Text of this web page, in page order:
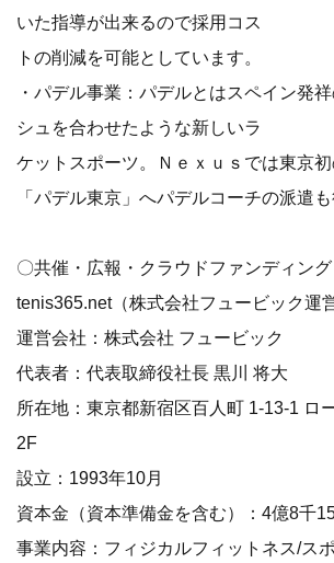
いた指導が出来るので採用コス
トの削減を可能としています。
・パデル事業：パデルとはスペイン発
シュを合わせたような新しいラ
ケットスポーツ。Ｎｅｘｕｓでは東京
「パデル東京」へパデルコーチの派遣
〇共催・広報・クラウドファンディング
tenis365.net（株式会社フュービック運
運営会社：株式会社 フュービック
代表者：代表取締役社長 黒川 将大
所在地：東京都新宿区百人町 1-13-1 ロ
2F
設立：1993年10月
資本金（資本準備金を含む）：4億8千
事業内容：フィジカルフィットネス/ス